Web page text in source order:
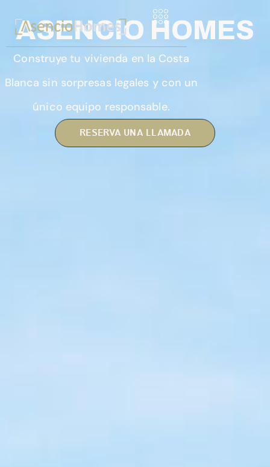
ASENCIO HOMES
Construye tu vivienda en la Costa
Blanca sin sorpresas legales y con un
único equipo responsable.
RESERVA UNA LLAMADA